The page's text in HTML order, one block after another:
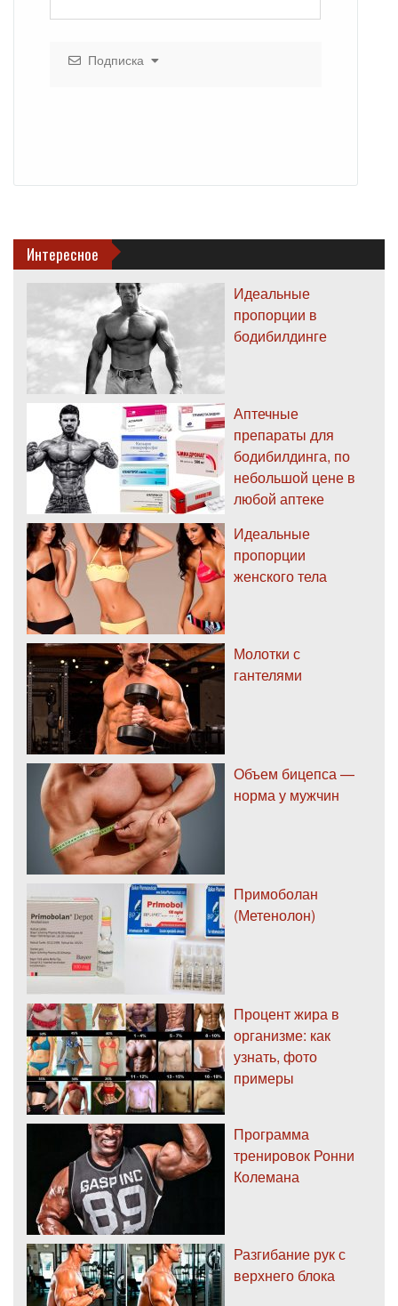
Подписка
Интересное
Идеальные
пропорции в
бодибилдинге
Аптечные
препараты для
бодибилдинга, по
небольшой цене в
любой аптеке
Идеальные
пропорции
женского тела
Молотки с
гантелями
Объем бицепса —
норма у мужчин
Примоболан
(Метенолон)
Процент жира в
организме: как
узнать, фото
примеры
Программа
тренировок Ронни
Колемана
Разгибание рук с
верхнего блока